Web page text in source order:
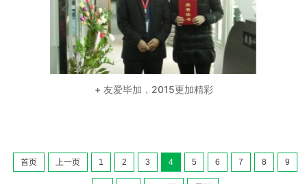
+ 友爱毕加，2015更加精彩
首页 上一页 1 2 3 4 5 6 7 8 9